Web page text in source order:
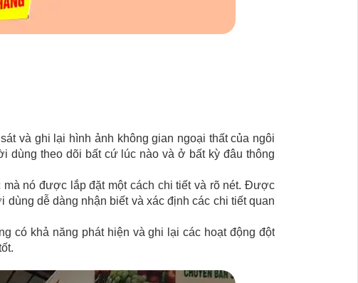
và ghi lại hình ảnh không gian ngoại thất của ngôi
dùng theo dõi bất cứ lúc nào và ở bất kỳ đâu thông
nó được lắp đặt một cách chi tiết và rõ nét. Được
dễ dàng nhận biết và xác định các chi tiết quan
có khả năng phát hiện và ghi lại các hoạt động đột